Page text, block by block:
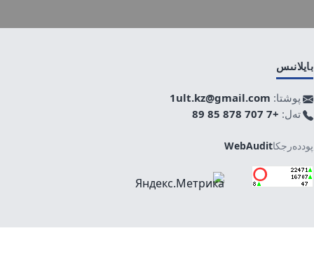
بايلانىس
پوشتا: 1ult.kz@gmail.com
تەل: +7 707 878 85 89
پوددەرجكاWebAudit